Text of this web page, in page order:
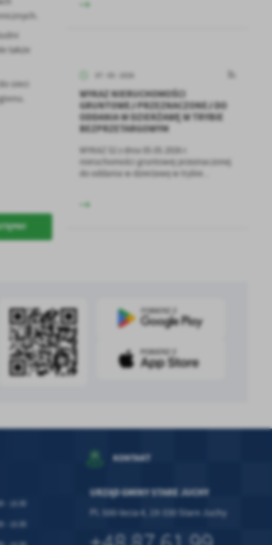
także
sieci
WYKAZ NIERUCHOMOŚCI
GRUNTOWEJ PRZEZNACZONEJ DO
ODDANIA W DZIERŻAWĘ W TRYBIE
BEZPRZETARGOWYM
WYKAZ 52 z dnia 05.05.2026 r.
nieruchomości gruntowej przeznaczonej
do oddania w dzierżawę w trybie...
KONTAKT
URZĄD GMINY STARE JUCHY
Pl. 500-lecia 4, 19-330 Stare Juchy